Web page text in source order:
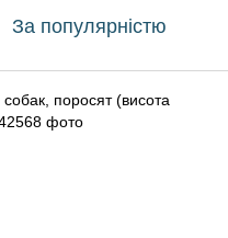
За популярністю